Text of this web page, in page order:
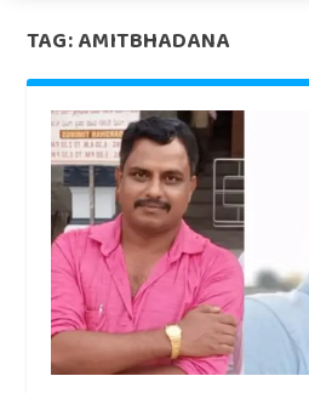
TAG:AMITBHADANA